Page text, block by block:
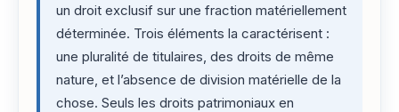
un droit exclusif sur une fraction matériellement
déterminée. Trois éléments la caractérisent :
une pluralité de titulaires, des droits de même
nature, et l’absence de division matérielle de la
chose. Seuls les droits patrimoniaux en